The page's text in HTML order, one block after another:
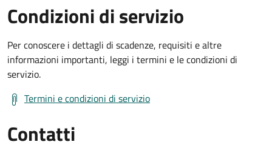
Condizioni di servizio
Per conoscere i dettagli di scadenze, requisiti e altre
informazioni importanti, leggi i termini e le condizioni di
servizio.
Termini e condizioni di servizio
Contatti